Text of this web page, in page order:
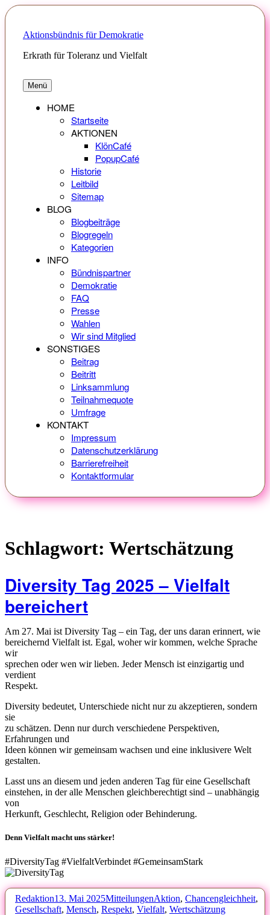
Zum
Inhalt
springenAktionsbündnis für Demokratie
Erkrath für Toleranz und Vielfalt
Menü
HOME
Startseite
AKTIONEN
KlönCafé
PopupCafé
Historie
Leitbild
Sitemap
BLOG
Blogbeiträge
Blogregeln
Kategorien
INFO
Bündnispartner
Demokratie
FAQ
Presse
Wahlen
Wir sind Mitglied
SONSTIGES
Beitrag
Beitritt
Linksammlung
Teilnahmequote
Umfrage
KONTAKT
Impressum
Datenschutzerklärung
Barrierefreiheit
Kontaktformular
Schlagwort: Wertschätzung
Diversity Tag 2025 – Vielfalt
bereichert
Am 27. Mai ist Diversity Tag – ein Tag, der uns daran erinnert, wie
bereichernd Vielfalt ist. Egal, woher wir kommen, welche Sprache
wir
sprechen oder wen wir lieben. Jeder Mensch ist einzigartig und
verdient
Respekt.
Diversity bedeutet, Unterschiede nicht nur zu akzeptieren, sondern
sie
zu schätzen. Denn nur durch verschiedene Perspektiven,
Erfahrungen und
Ideen können wir gemeinsam wachsen und eine inklusivere Welt
gestalten.
Lasst uns an diesem und jeden anderen Tag für eine Gesellschaft
einstehen, in der alle Menschen gleichberechtigt sind – unabhängig
von
Herkunft, Geschlecht, Religion oder Behinderung.
Denn Vielfalt macht uns stärker!
#DiversityTag #VielfaltVerbindet #GemeinsamStark
Autor
RedaktionVeröffentlicht
am
13. Mai 2025Kategorien
MitteilungenSchlagwörter
Aktion, Chancengleichheit,
Gesellschaft, Mensch, Respekt, Vielfalt, Wertschätzung